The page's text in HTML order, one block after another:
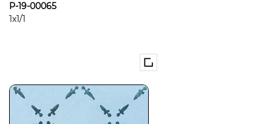
P-19-00065
1x1/1